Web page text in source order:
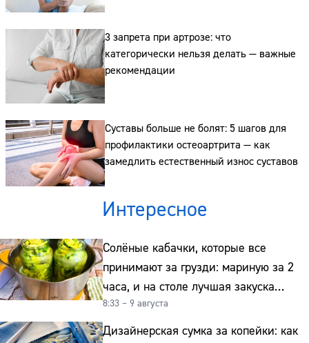
3 запрета при артрозе: что
категорически нельзя делать — важные
рекомендации
Суставы больше не болят: 5 шагов для
профилактики остеоартрита — как
замедлить естественный износ суставов
Интересное
Солёные кабачки, которые все
принимают за грузди: мариную за 2
часа, и на столе лучшая закуска
к картошке
8:33 – 9 августа
Дизайнерская сумка за копейки: как
Адрес:
Телефон: